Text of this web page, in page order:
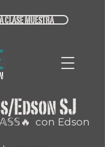
CLASE MUESTRA
Edson SJ
con Edson